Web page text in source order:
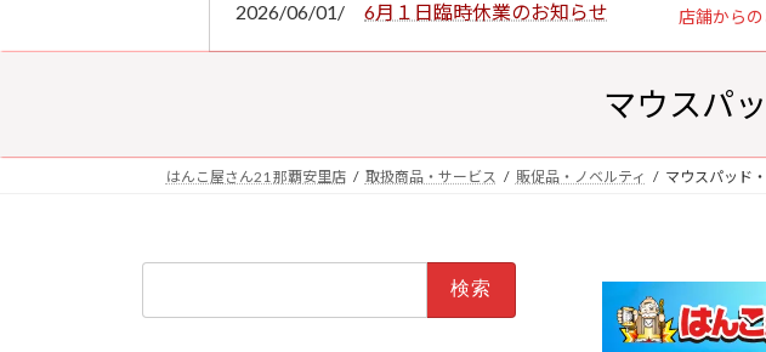
2026/06/01/ 6月１日臨時休業のお知らせ 店舗から
マウスパ
はんこ屋さん21 那覇安里店 取扱商品・サービス 販促品・ノベルティ マウスパッド